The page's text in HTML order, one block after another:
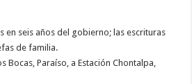
en seis años del gobierno; las escrituras
de familia.
Bocas, Paraíso, a Estación Chontalpa,